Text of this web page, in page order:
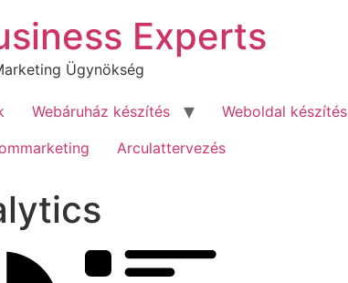
Experts
Ügynökség
Webáruház készítés Weboldal készítés
Arculattervezés